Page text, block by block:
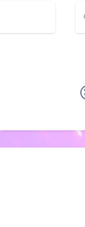
(☆ω☆)